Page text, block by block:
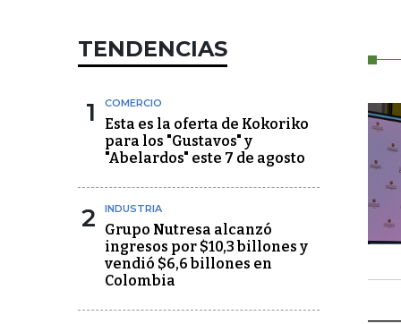
TENDENCIAS
1 COMERCIO
Esta es la oferta de Kokoriko
para los "Gustavos" y
"Abelardos" este 7 de agosto
2 INDUSTRIA
Grupo Nutresa alcanzó
ingresos por $10,3 billones y
vendió $6,6 billones en
Colombia